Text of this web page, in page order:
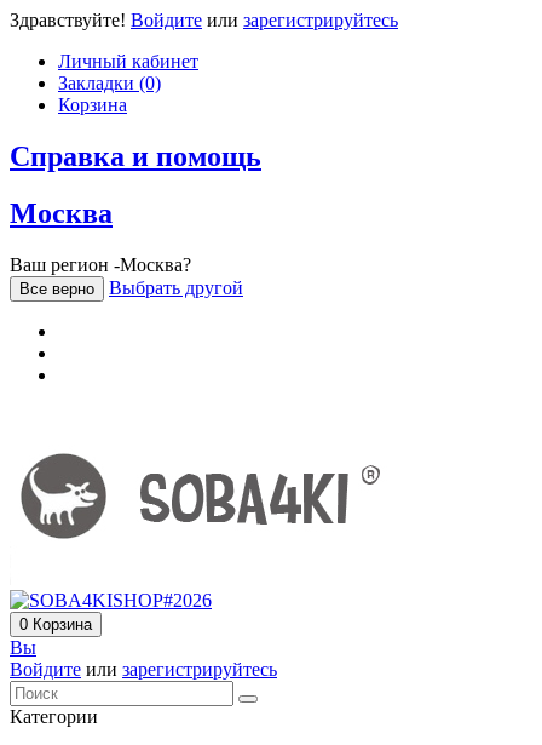
Здравствуйте! Войдите или зарегистрируйтесь
Личный кабинет
Закладки (0)
Корзина
Справка и помощь
Москва
Ваш регион -Москва?
Все верно Выбрать другой
0 Корзина
Вы
Войдите или зарегистрируйтесь
Категории